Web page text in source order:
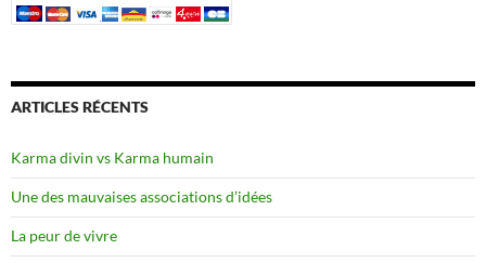
ARTICLES RÉCENTS
Karma divin vs Karma humain
Une des mauvaises associations d’idées
La peur de vivre